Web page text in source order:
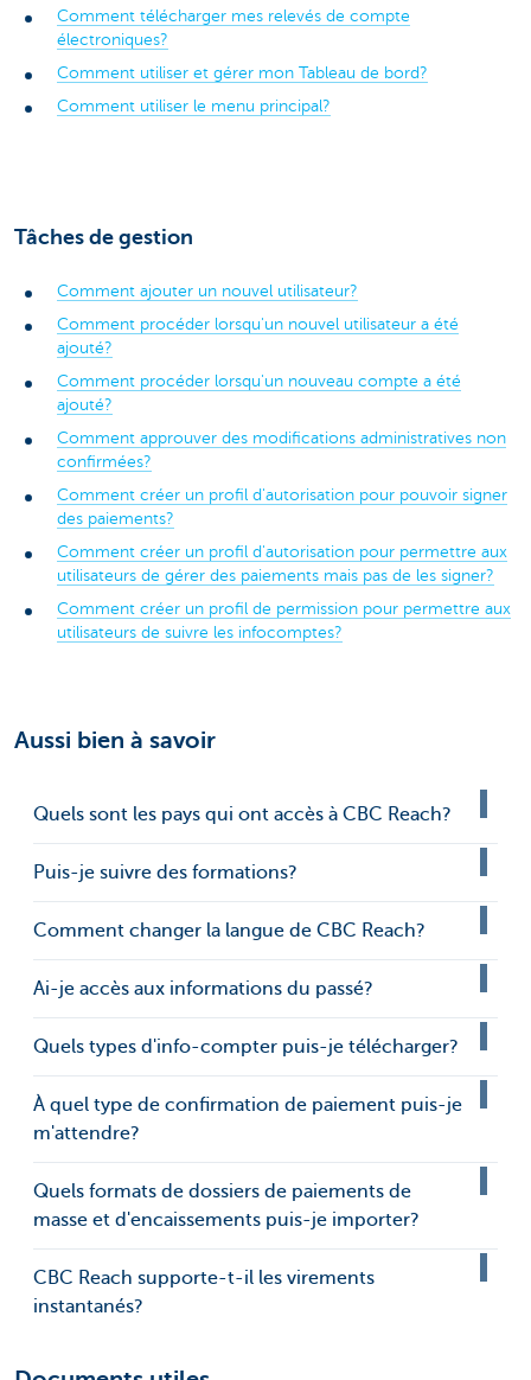
Comment télécharger mes relevés de compte
électroniques?
Comment utiliser et gérer mon Tableau de bord?
Comment utiliser le menu principal?
Tâches de gestion
Comment ajouter un nouvel utilisateur?
Comment procéder lorsqu'un nouvel utilisateur a été
ajouté?
Comment procéder lorsqu'un nouveau compte a été
ajouté?
Comment approuver des modifications administratives non
confirmées?
Comment créer un profil d'autorisation pour pouvoir signer
des paiements?
Comment créer un profil d'autorisation pour permettre aux
utilisateurs de gérer des paiements mais pas de les signer?
Comment créer un profil de permission pour permettre aux
utilisateurs de suivre les infocomptes?
Aussi bien à savoir
Quels sont les pays qui ont accès à CBC Reach?
Puis-je suivre des formations?
Comment changer la langue de CBC Reach?
Ai-je accès aux informations du passé?
Quels types d'info-compter puis-je télécharger?
À quel type de confirmation de paiement puis-je
m'attendre?
Quels formats de dossiers de paiements de
masse et d'encaissements puis-je importer?
CBC Reach supporte-t-il les virements
instantanés?